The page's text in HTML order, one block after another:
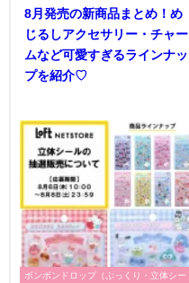
8月発売の新商品まとめ！め
じるしアクセサリー・チャー
ムなど可愛すぎるラインナッ
プを紹介♡
ボンボンドロップ（ぷっくり・立体シー